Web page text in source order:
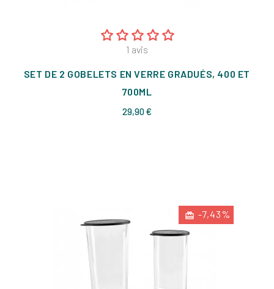
1 avis
SET DE 2 GOBELETS EN VERRE GRADUÉS, 400 ET
700ML
29,90 €
-7,43%